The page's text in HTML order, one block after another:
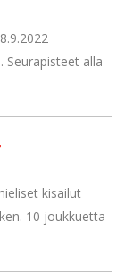
Seurapisteet alla
kisailut
10 joukkuetta